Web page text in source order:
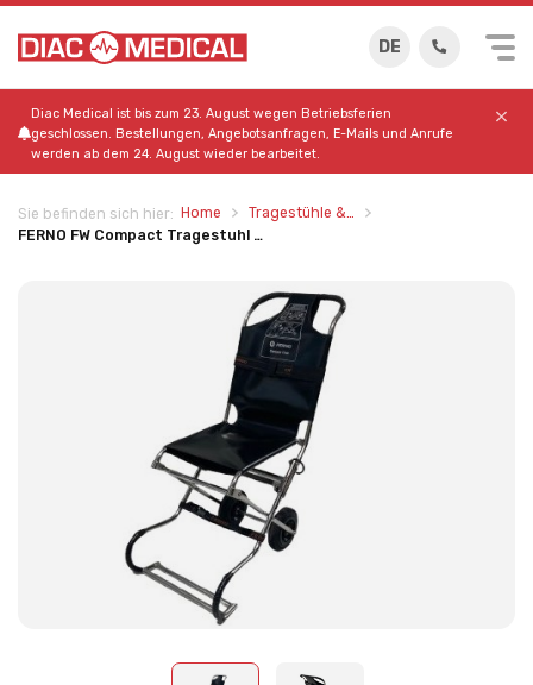
DE
Diac Medical ist bis zum 23. August wegen Betriebsferien
geschlossen. Bestellungen, Angebotsanfragen, E-Mails und Anrufe
werden ab dem 24. August wieder bearbeitet.
Sie befinden sich hier: Home
Tragestühle &…
FERNO FW Compact Tragestuhl …